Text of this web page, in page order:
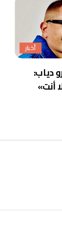
أخبار
دياب:
أنت»